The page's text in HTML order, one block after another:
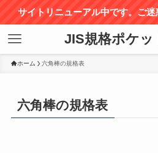
サイトリニューアル中です。ご迷
JIS規格ポケッ
ホーム 六角棒の規格表
六角棒の規格表